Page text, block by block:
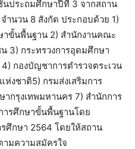
นประถมศึกษาปีที่ 3 จากสถาน
ำนวน 8 สังกัด ประกอบด้วย 1)
าขั้นพื้นฐาน 2) สำนักงานคณะ
3) กระทรวงการอุดมศึกษา
กองบัญชาการตำรวจตระเวน
งชาติ5) กรมส่งเสริมการ
กรุงเทพมหานคร 7) สำนักการ
ารศึกษาขั้นพื้นฐานโดย
ศึกษา 2564 โดยให้สถาน
ามความสมัครใจ